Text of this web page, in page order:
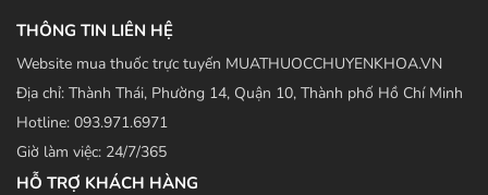
THÔNG TIN LIÊN HỆ
Website mua thuốc trực tuyến MUATHUOCCHUYENKHOA.VN
Địa chỉ: Thành Thái, Phường 14, Quận 10, Thành phố Hồ Chí Minh
Hotline: 093.971.6971
Giờ làm việc: 24/7/365
HỖ TRỢ KHÁCH HÀNG